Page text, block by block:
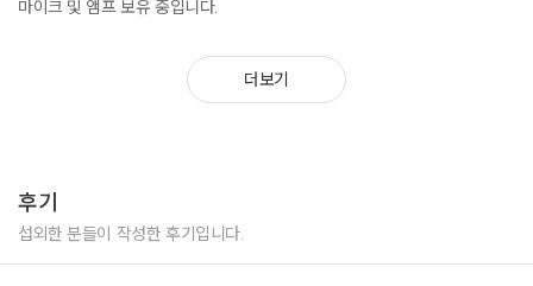
마이크 및 앰프 보유 중입니다.
더보기
후기
섭외한 분들이 작성한 후기입니다.